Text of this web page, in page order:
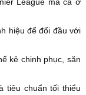
hiệu để đối đầu với
kẻ chinh phục, săn
tiêu chuẩn tối thiểu